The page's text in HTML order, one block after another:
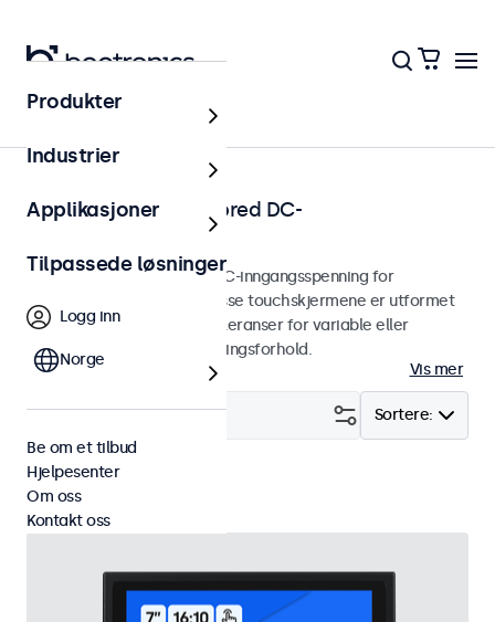
Hjem
Touchskjermer med bred DC-
Touchskjermer med bred DC-inngangsspenning for
profesjonell integrasjon. Disse touchskjermene er utformet
med maskinvarebaserte toleranser for variable eller
batteribaserte strømforsyningsforhold.
Vis mer
Sortere:
Filter (29)
9-36 Volt
Produkter
Industrier
Applikasjoner
Tilpassede løsninger
Logg inn
Norge
Be om et tilbud
Hjelpesenter
Om oss
Kontakt oss